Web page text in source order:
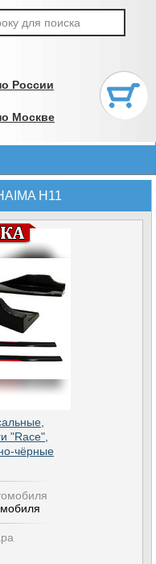
России
Москве
H11
"Race",
чёрные